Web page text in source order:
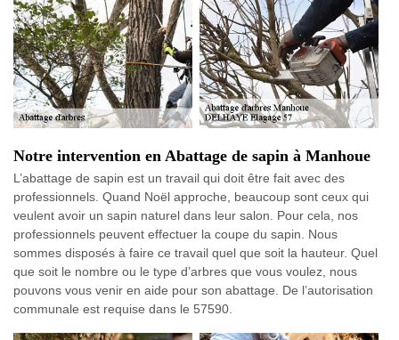
Notre intervention en Abattage de sapin à Manhoue
L’abattage de sapin est un travail qui doit être fait avec des
professionnels. Quand Noël approche, beaucoup sont ceux qui
veulent avoir un sapin naturel dans leur salon. Pour cela, nos
professionnels peuvent effectuer la coupe du sapin. Nous
sommes disposés à faire ce travail quel que soit la hauteur. Quel
que soit le nombre ou le type d’arbres que vous voulez, nous
pouvons vous venir en aide pour son abattage. De l’autorisation
communale est requise dans le 57590.